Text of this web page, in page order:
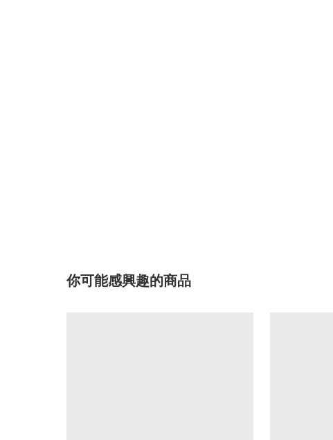
你可能感興趣的商品